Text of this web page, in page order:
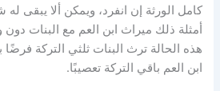
كامل الورثة إن انفرد، ويمكن ألا يبقى
أمثلة ذلك ميراث ابن العم مع البنات
هذه الحالة ترث البنات ثلثي التركة فرضًا
ابن العم باقي التركة تعصيبًا.